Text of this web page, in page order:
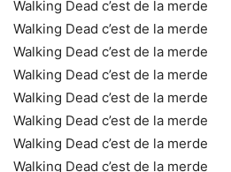
Walking Dead c’est de la merde
Walking Dead c’est de la merde
Walking Dead c’est de la merde
Walking Dead c’est de la merde
Walking Dead c’est de la merde
Walking Dead c’est de la merde
Walking Dead c’est de la merde
Walking Dead c’est de la merde